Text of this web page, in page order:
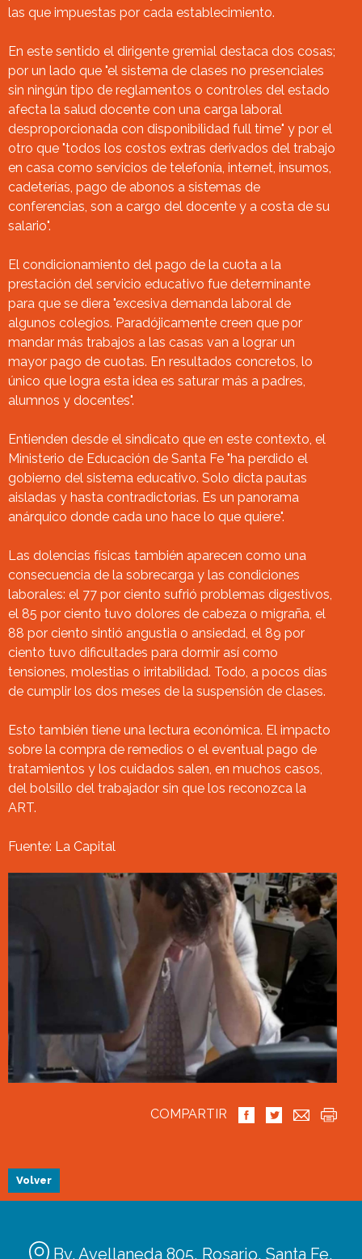
las que impuestas por cada establecimiento.
En este sentido el dirigente gremial destaca dos cosas;
por un lado que "el sistema de clases no presenciales
sin ningún tipo de reglamentos o controles del estado
afecta la salud docente con una carga laboral
desproporcionada con disponibilidad full time" y por el
otro que "todos los costos extras derivados del trabajo
en casa como servicios de telefonía, internet, insumos,
cadeterías, pago de abonos a sistemas de
conferencias, son a cargo del docente y a costa de su
salario".
El condicionamiento del pago de la cuota a la
prestación del servicio educativo fue determinante
para que se diera "excesiva demanda laboral de
algunos colegios. Paradójicamente creen que por
mandar más trabajos a las casas van a lograr un
mayor pago de cuotas. En resultados concretos, lo
único que logra esta idea es saturar más a padres,
alumnos y docentes".
Entienden desde el sindicato que en este contexto, el
Ministerio de Educación de Santa Fe "ha perdido el
gobierno del sistema educativo. Solo dicta pautas
aisladas y hasta contradictorias. Es un panorama
anárquico donde cada uno hace lo que quiere".
Las dolencias físicas también aparecen como una
consecuencia de la sobrecarga y las condiciones
laborales: el 77 por ciento sufrió problemas digestivos,
el 85 por ciento tuvo dolores de cabeza o migraña, el
88 por ciento sintió angustia o ansiedad, el 89 por
ciento tuvo dificultades para dormir así como
tensiones, molestias o irritabilidad. Todo, a pocos días
de cumplir los dos meses de la suspensión de clases.
Esto también tiene una lectura económica. El impacto
sobre la compra de remedios o el eventual pago de
tratamientos y los cuidados salen, en muchos casos,
del bolsillo del trabajador sin que los reconozca la
ART.
Fuente: La Capital
COMPARTIR
Volver
Bv. Avellaneda 805, Rosario, Santa Fe,